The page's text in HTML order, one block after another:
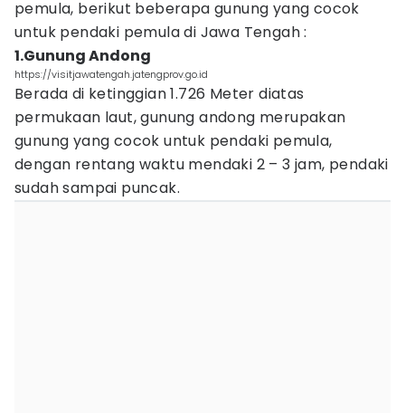
pemula, berikut beberapa gunung yang cocok
untuk pendaki pemula di Jawa Tengah :
1.Gunung Andong
https://visitjawatengah.jatengprov.go.id
Berada di ketinggian 1.726 Meter diatas
permukaan laut, gunung andong merupakan
gunung yang cocok untuk pendaki pemula,
dengan rentang waktu mendaki 2 – 3 jam, pendaki
sudah sampai puncak.